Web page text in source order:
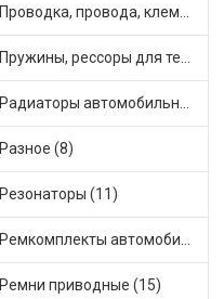
Проводка, провода, клеммы и разъемы (19)
Пружины, рессоры для техники (7)
Радиаторы автомобильные (10)
Разное (8)
Резонаторы (11)
Ремкомплекты автомобильные (67)
Ремни приводные (15)